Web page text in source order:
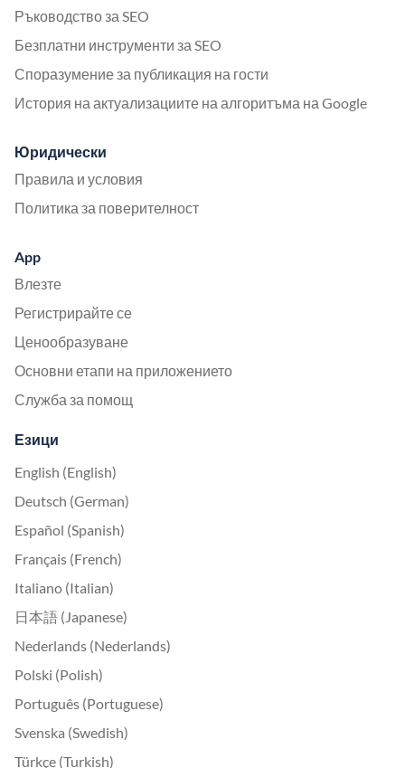
Ръководство за SEO
Безплатни инструменти за SEO
Споразумение за публикация на гости
История на актуализациите на алгоритъма на Google
Юридически
Правила и условия
Политика за поверителност
App
Влезте
Регистрирайте се
Ценообразуване
Основни етапи на приложението
Служба за помощ
Езици
English (English)
Deutsch (German)
Español (Spanish)
Français (French)
Italiano (Italian)
日本語 (Japanese)
Nederlands (Nederlands)
Polski (Polish)
Português (Portuguese)
Svenska (Swedish)
Türkçe (Turkish)